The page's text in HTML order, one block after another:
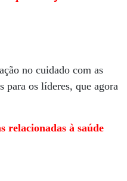
no cuidado com as
para os líderes, que agora
relacionadas à saúde